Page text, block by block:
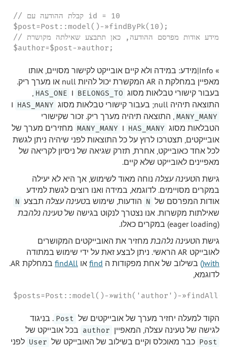
// קבלת ההודעה עם id = 10
$post=Post::model()-»findByPk(10);
// קבלת מידע אודות מפרסם ההודעה, כאן תתבצע שאילתה מקושרת
$author=$post-»author;
» Info|מידע: במידה ולא קיים אובייקט לקישור מסויים, אותו
מאפיין במחלקת ה AR המקשרת יכול להיות null או מערך ריק.
בעבור קישורי טבלאות מסוג BELONGS_TO ו HAS_ONE
התוצאה תיהיה null; בעבור קישורי טבלאות מסוג
HAS_MANY ו
MANY_MANY
, התוצאה תיהיה מערך ריק. זכור שקישורי
הטבלאות מסוג HAS_MANY ו MANY_MANY מחזירים מערך של
אובייקטים, תצטרכו לרוץ על כל התוצאות לפני שיהיה ניתן לגשת
לכל אחד כאובייקט, אחרת, תזרק שגיאה של ניסיון לקריאה של
מאפיינים לאובייקט שלא קיים.
גישת הטעינה עצלה נוחה מאוד לשימוש, אך היא לא יעילה
במקרים מסויימים. לדוגמא, במידה ואנו רוצים לגשת למידע
אודות המפרסם של N הודעות, שימוש בטעינה עצלה תבצע N
שאילתות מקשרות. אנו נצטרך לנקוט בגישה של טעינה נלהבת
(eager loading) במקרים כאלו.
גישת הטעינה נלהבת מחזיר את האובייקטים המקושרים
לאובייקט AR הראשי. ניתן לבצע זאת על ידי שימוש במתודה
with()
בשילוב של אחת מפקודות ה find או findAll
במחלקת AR.
לדוגמא,
$posts=Post::model()-»with('author')-
הקוד למעלה יחזיר מערך של אובייקטים של Post . בניגוד
לגישה של טעינה עצלה, המאפיין author בכל אובייקט של
Post כבר מאוכלס וקיים בשילוב של האובייקט של User לפני